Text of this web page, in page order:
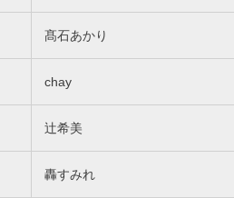
髙石あかり
chay
辻希美
轟すみれ